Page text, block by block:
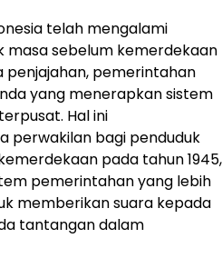
telah mengalami
masa sebelum kemerdekaan
penjajahan, pemerintahan
yang menerapkan sistem
Hal ini
perwakilan bagi penduduk
pada tahun 1945,
pemerintahan yang lebih
memberikan suara kepada
tantangan dalam